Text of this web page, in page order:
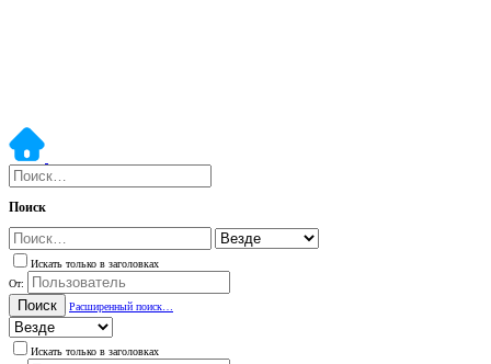
Поиск
Искать только в заголовках
От:
Поиск Расширенный поиск…
Искать только в заголовках